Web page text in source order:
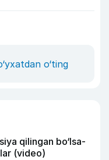
o‘ting
qilingan bo‘lsa-
(video)